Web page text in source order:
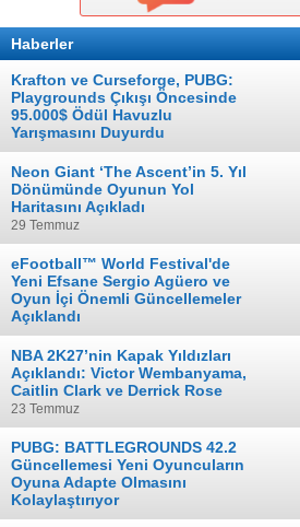
Haberler
Krafton ve Curseforge, PUBG:
Playgrounds Çıkışı Öncesinde
95.000$ Ödül Havuzlu
Yarışmasını Duyurdu
04 Ağustos
Neon Giant ‘The Ascent’in 5. Yıl
Dönümünde Oyunun Yol
Haritasını Açıkladı
29 Temmuz
eFootball™ World Festival'de
Yeni Efsane Sergio Agüero ve
Oyun İçi Önemli Güncellemeler
Açıklandı
28 Temmuz
NBA 2K27’nin Kapak Yıldızları
Açıklandı: Victor Wembanyama,
Caitlin Clark ve Derrick Rose
23 Temmuz
PUBG: BATTLEGROUNDS 42.2
Güncellemesi Yeni Oyuncuların
Oyuna Adapte Olmasını
Kolaylaştırıyor
16 Temmuz